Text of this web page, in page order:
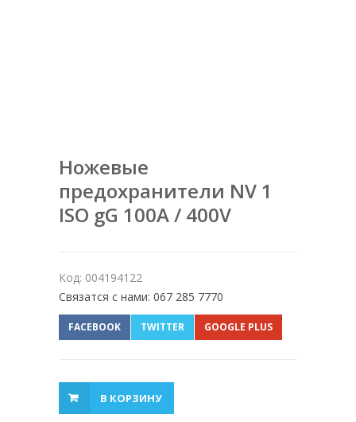
Ножевые
предохранители NV 1
ISO gG 100A / 400V
Код: 004194122
Связатся с нами: 067 285 7770
FACEBOOK TWITTER GOOGLE PLUS
В КОРЗИНУ